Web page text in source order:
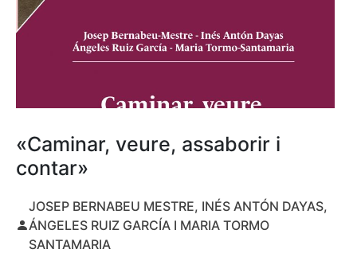
«Caminar, veure, assaborir i
contar»
JOSEP BERNABEU MESTRE, INÉS ANTÓN DAYAS,
ÁNGELES RUIZ GARCÍA I MARIA TORMO
SANTAMARIA